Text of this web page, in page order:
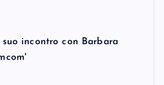
incontro con Barbara